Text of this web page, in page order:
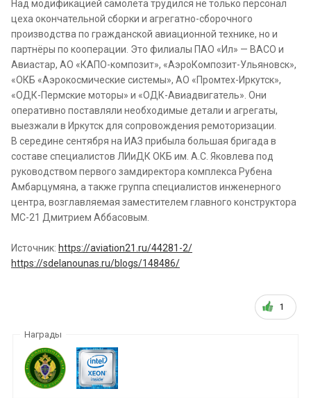
Над модификацией самолёта трудился не только персонал
цеха окончательной сборки и агрегатно-сборочного
производства по гражданской авиационной технике, но и
партнёры по кооперации. Это филиалы ПАО «Ил» — ВАСО и
Авиастар, АО «КАПО-композит», «АэроКомпозит-Ульяновск»,
«ОКБ «Аэрокосмические системы», АО «Промтех-Иркутск»,
«ОДК-Пермские моторы» и «ОДК-Авиадвигатель». Они
оперативно поставляли необходимые детали и агрегаты,
выезжали в Иркутск для сопровождения ремоторизации.
В середине сентября на ИАЗ прибыла большая бригада в
составе специалистов ЛИиДК ОКБ им. А.С. Яковлева под
руководством первого замдиректора комплекса Рубена
Амбарцумяна, а также группа специалистов инженерного
центра, возглавляемая заместителем главного конструктора
МС-21 Дмитрием Аббасовым.
Источник: https://aviation21.ru/44281-2/
https://sdelanounas.ru/blogs/148486/
1
Награды